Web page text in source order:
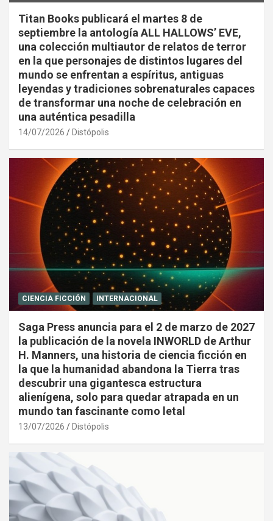
Titan Books publicará el martes 8 de
septiembre la antología ALL HALLOWS’ EVE,
una colección multiautor de relatos de terror
en la que personajes de distintos lugares del
mundo se enfrentan a espíritus, antiguas
leyendas y tradiciones sobrenaturales capaces
de transformar una noche de celebración en
una auténtica pesadilla
14/07/2026 Distópolis
CIENCIA FICCIÓN INTERNACIONAL
Saga Press anuncia para el 2 de marzo de 2027
la publicación de la novela INWORLD de Arthur
H. Manners, una historia de ciencia ficción en
la que la humanidad abandona la Tierra tras
descubrir una gigantesca estructura
alienígena, solo para quedar atrapada en un
mundo tan fascinante como letal
13/07/2026 Distópolis